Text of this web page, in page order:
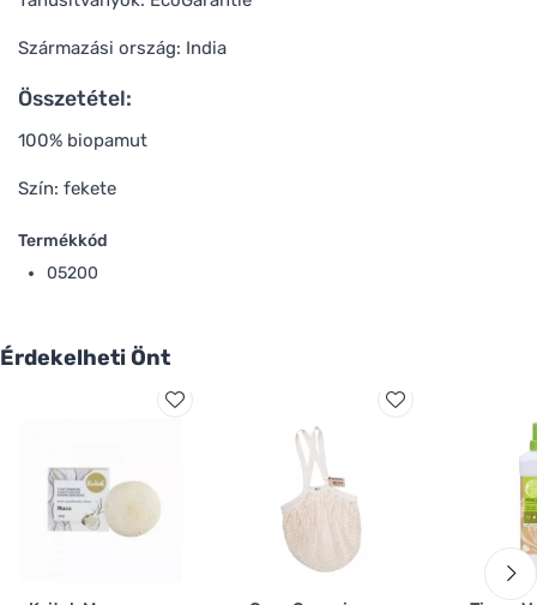
Származási ország: India
Összetétel:
100% biopamut
Szín: fekete
Termékkód
05200
Érdekelheti Önt